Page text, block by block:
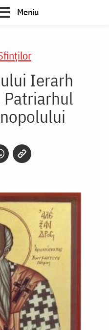
Meniu
Ierarh